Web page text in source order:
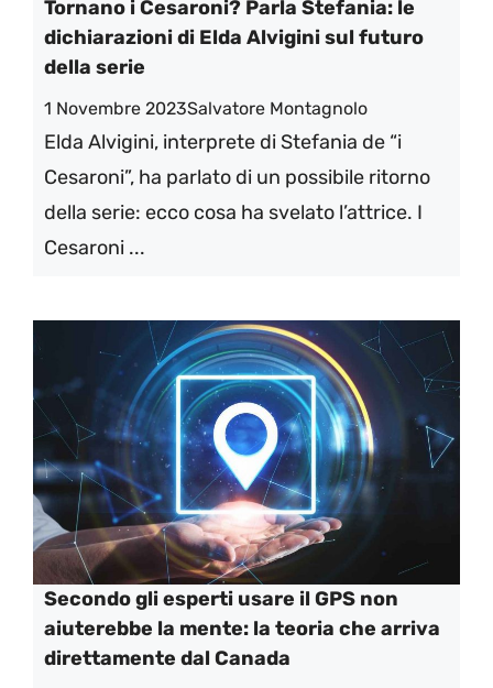
Tornano i Cesaroni? Parla Stefania: le
dichiarazioni di Elda Alvigini sul futuro
della serie
1 Novembre 2023Salvatore Montagnolo
Elda Alvigini, interprete di Stefania de “i
Cesaroni”, ha parlato di un possibile ritorno
della serie: ecco cosa ha svelato l’attrice. I
Cesaroni ...
Secondo gli esperti usare il GPS non
aiuterebbe la mente: la teoria che arriva
direttamente dal Canada